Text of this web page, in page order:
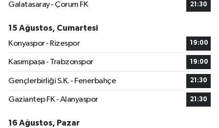
Galatasaray - Çorum FK
21:30
15 Ağustos, Cumartesi
Konyaspor - Rizespor
19:00
Kasımpaşa - Trabzonspor 19:00
Gençlerbirliği S.K. - Fenerbahçe 21:30
Gaziantep FK - Alanyaspor 21:30
16 Ağustos, Pazar